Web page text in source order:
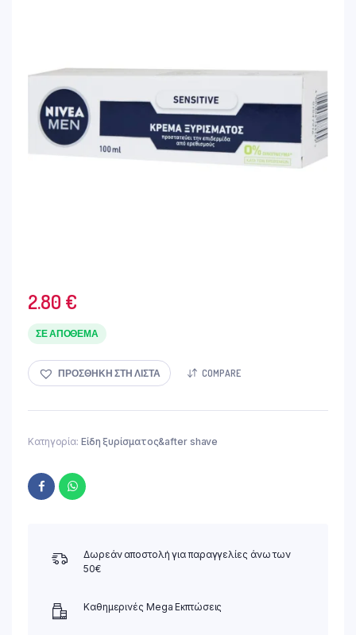
2.80 €
ΣΕ ΑΠΌΘΕΜΑ
ΠΡΟΣΘΉΚΗ ΣΤΗ ΛΊΣΤΑ COMPARE
Κατηγορία: Είδη ξυρίσματος&after shave
Δωρεάν αποστολή για παραγγελίες άνω των
50€
Καθημερινές Mega Εκπτώσεις